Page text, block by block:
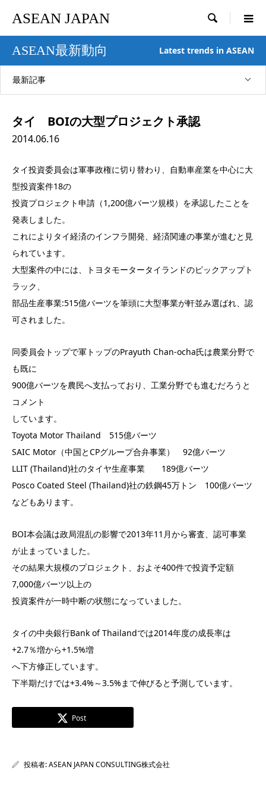
ASEAN JAPAN 
ASEAN最新動向 Latest trends in ASEAN
最新記事
タイ BOIの大型プロジェクト承認
2014.06.16
タイ投資委員会は軍事政権に切り替わり、自動車産業を中心に大
型投資案件18の
投資プロジェクト申請（1,200億バーツ規模）を承認したことを
発表しました。
これによりタイ経済のインフラ開発、経済関連の事業が進むと見
られています。
大型案件の中には、トヨタモータータイランドのピックアップト
ラック、
部品生産事業:515億バーツを筆頭に大型事業が軒並み選ばれ、認
可されました。
同委員会トップで軍トップのPrayuth Chan-ocha氏は農業分野で
も既に
900億バーツを農民へ支払っており、工業分野でも進むだろうと
コメント
しています。
Toyota Motor Thailand 515億バーツ
SAIC Motor（中国とCPグループ合弁事業） 92億バーツ
LLIT (Thailand)社のタイヤ生産事業 189億バーツ
Posco Coated Steel (Thailand)社の鉄鋼45万トン 100億バーツ
などもあります。
BOI本会議は政局混乱の影響で2013年11月から審査、認可事業
が止まっていました。
その結果大規模のプロジェクト、およそ400件で投資予定額
7,000億バーツ以上の
投資案件が一時中断の状態になっていました。
タイの中央銀行Bank of Thailandでは2014年度の成長率は
+2.7％増から+1.5%増
へ下方修正しています。
下半期だけでは+3.4%～3.5%まで伸びると予測しています。
Post
投稿者:ASEAN JAPAN CONSULTING株式会社